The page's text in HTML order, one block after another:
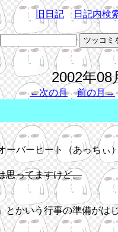
旧日記 日記内検
2002年08
←次の月 前の月→
バーヒート（あっちぃ
思ってますけど。
かいう行事の準備がは